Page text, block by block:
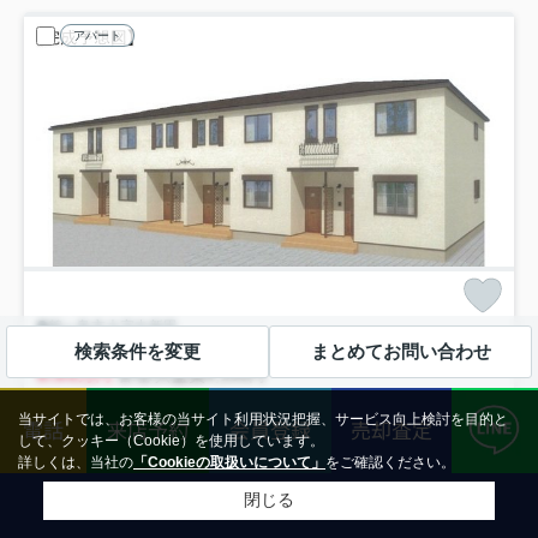
アパート
鶴ヶ島市大字中新田
ラフォンテ104
9.95万円管理/共益費4,100円
東武越生線「一本松」駅 徒歩5分
バス・トイレ別 室内洗濯機置場 エアコン
バルコニー
フローリング
都市ガス
敷0 ペット可 新築
検索条件を変更 まとめてお問い合わせ
電話 来店予約 会員登録 売却査定
当サイトでは、お客様の当サイト利用状況把握、サービス向上検討を目的と
して、クッキー（Cookie）を使用しています。
詳しくは、当社の 「Cookieの取扱いについて」 をご確認ください。
閉じる